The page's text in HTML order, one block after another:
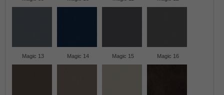
Magic 13 Magic 14 Magic 15 Magic 16